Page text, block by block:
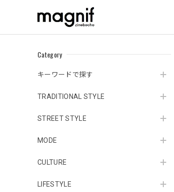
Category
キーワードで探す
TRADITIONAL STYLE
STREET STYLE
MODE
CULTURE
LIFESTYLE